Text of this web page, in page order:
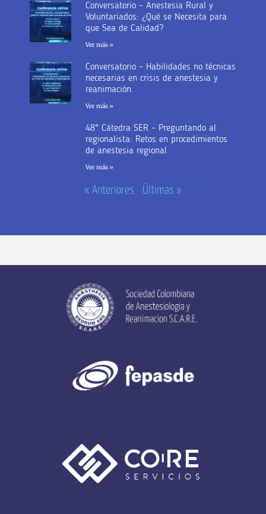
Conversatorio – Anestesia Rural y
Voluntariados: ¿Qué se Necesita para
que Sea de Calidad?
Ver más »
Conversatorio – Habilidades no técnicas
necesarias en crisis de anestesia y
reanimación.
Ver más »
48° Cátedra SER – Preguntando al
regionalista: Retos en procedimientos
de anestesia regional
Ver más »
« Anteriores Últimas »